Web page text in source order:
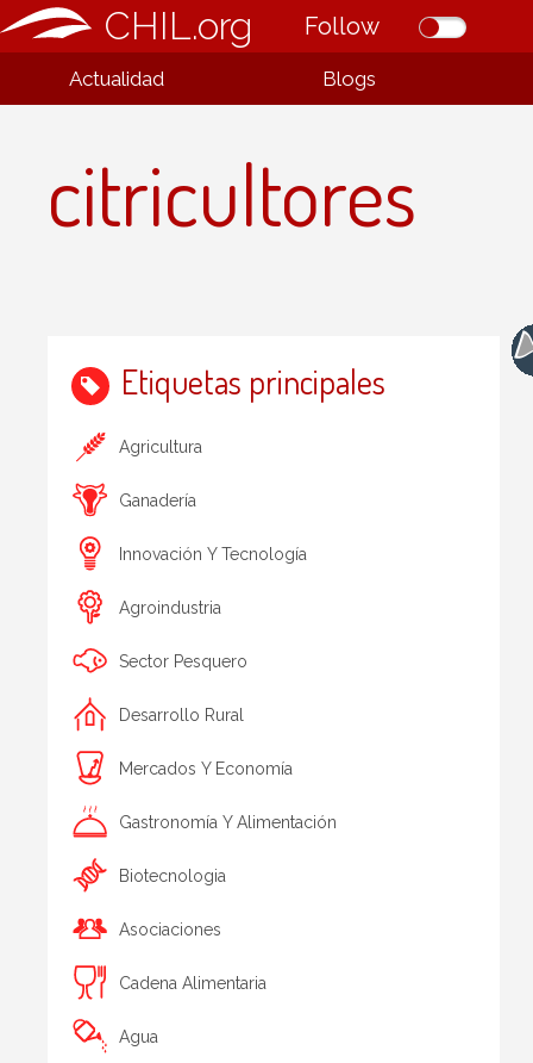
CHIL.org Follow
Actualidad Blogs
citricultores
Etiquetas principales
Agricultura
Ganadería
Innovación Y Tecnología
Agroindustria
Sector Pesquero
Desarrollo Rural
Mercados Y Economía
Gastronomía Y Alimentación
Biotecnologia
Asociaciones
Cadena Alimentaria
Agua